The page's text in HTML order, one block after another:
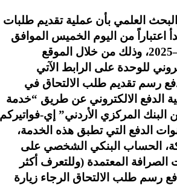
العلمي بأن عملية تقديم طلبات
اعتباراً من اليوم الخميس الموافق
2025، وذلك من خلال الموقع
للوحدة على الرابط الآتي
رسمتقديم طلب الالتحاق في
الدفع الالكتروني عن طريق “خدمة
البنك المركزي الأردني” إي-فواتيركم
الدفع التي تطبق هذه الخدمة،
الحساب البنكي الشخصي على
الصرافة المعتمدة (وللتعرف أكثر
رسم طلب الالتحاق الرجاء زيارة